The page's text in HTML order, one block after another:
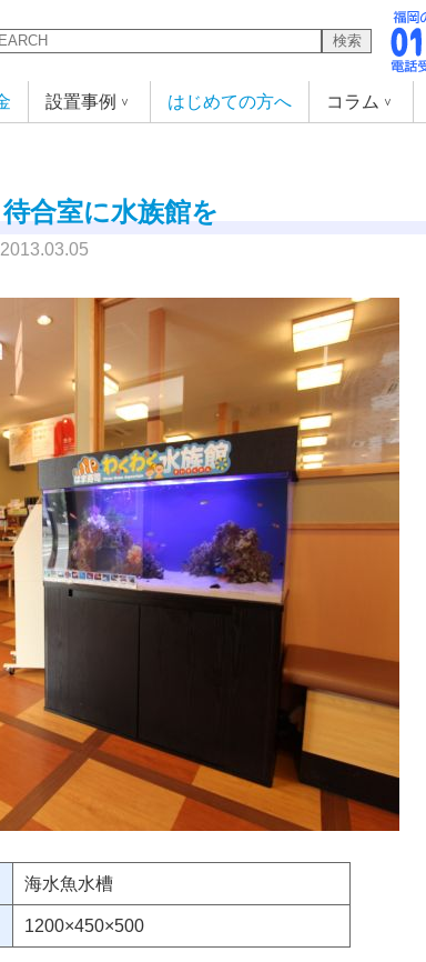
検索
設置事例 はじめての方へ コラム
合室に水族館を
2013.03.05
海水魚水槽
1200×450×500